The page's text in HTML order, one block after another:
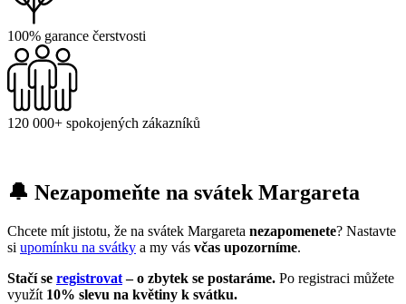
100% garance čerstvosti
120 000+ spokojených zákazníků
🔔 Nezapomeňte na svátek Margareta
Chcete mít jistotu, že na svátek Margareta nezapomenete? Nastavte
si upomínku na svátky a my vás včas upozorníme.
Stačí se registrovat– o zbytek se postaráme. Po registraci můžete
využít 10% slevu na květiny k svátku.